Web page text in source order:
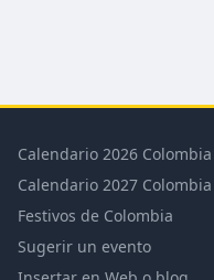
Calendario 2026 Colombia
Calendario 2027 Colombia
Festivos de Colombia
Sugerir un evento